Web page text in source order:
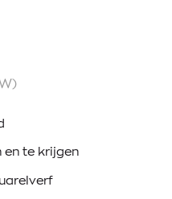
en te krijgen